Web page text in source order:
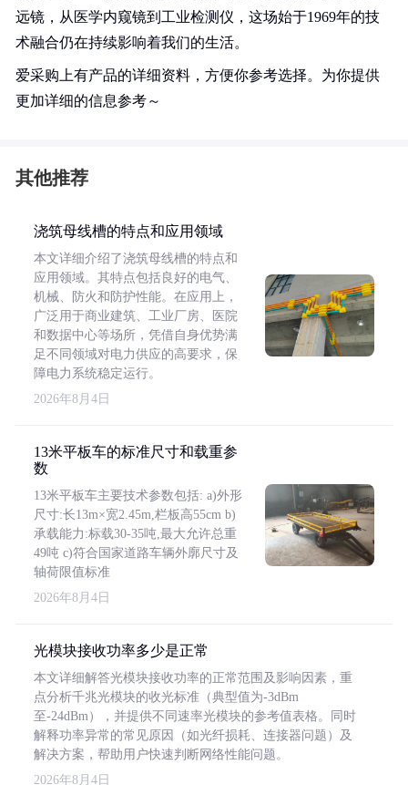
远镜，从医学内窥镜到工业检测仪，这场始于1969年的技
术融合仍在持续影响着我们的生活。
爱采购上有产品的详细资料，方便你参考选择。为你提供
更加详细的信息参考～
其他推荐
浇筑母线槽的特点和应用领域
本文详细介绍了浇筑母线槽的特点和
应用领域。其特点包括良好的电气、
机械、防火和防护性能。在应用上，
广泛用于商业建筑、工业厂房、医院
和数据中心等场所，凭借自身优势满
足不同领域对电力供应的高要求，保
障电力系统稳定运行。
2026年8月4日
13米平板车的标准尺寸和载重参
数
13米平板车主要技术参数包括: a)外形
尺寸:长13m×宽2.45m,栏板高55cm b)
承载能力:标载30-35吨,最大允许总重
49吨 c)符合国家道路车辆外廓尺寸及
轴荷限值标准
2026年8月4日
光模块接收功率多少是正常
本文详细解答光模块接收功率的正常范围及影响因素，重
点分析千兆光模块的收光标准（典型值为-3dBm
至-24dBm），并提供不同速率光模块的参考值表格。同时
解释功率异常的常见原因（如光纤损耗、连接器问题）及
解决方案，帮助用户快速判断网络性能问题。
2026年8月4日